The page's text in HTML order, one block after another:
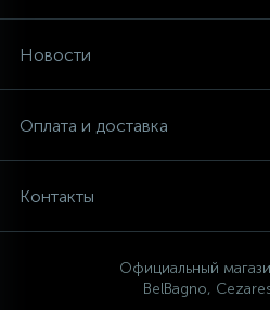
Новости
Оплата и доставка
Контакты
Официальный
BelBagno,